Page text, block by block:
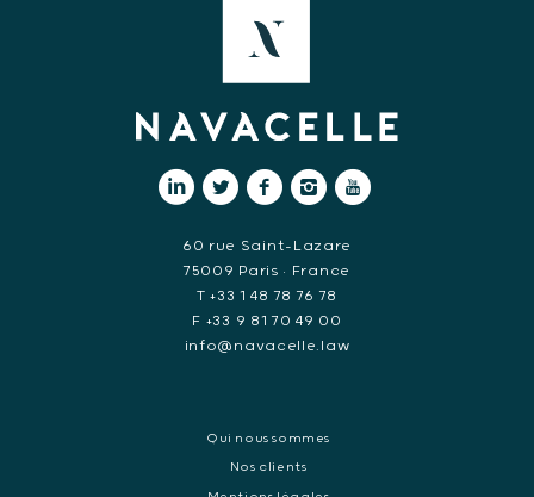
60 rue Saint-Lazare
75009 Paris • France
T +33 1 48 78 76 78
F +33 9 81 70 49 00
info@navacelle.law
Qui nous sommes
Nos clients